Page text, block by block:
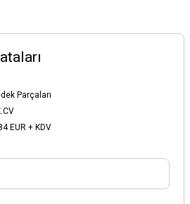
Parçaları
EUR + KDV